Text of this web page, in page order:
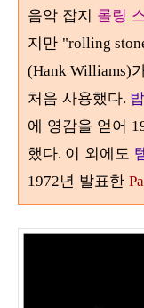
음악 잡지 롤링
지만 "rolling
(Hank Williams)
처음 사용했다.
에 영감을 얻어
했다. 이 외에도
1972년 발표한